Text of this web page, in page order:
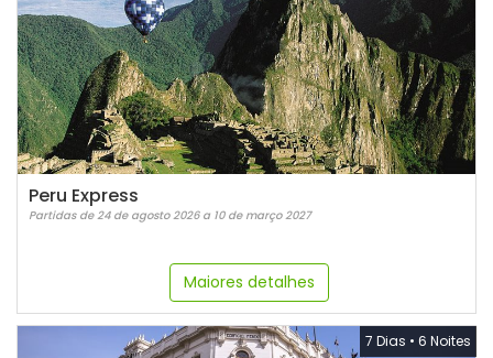
Peru Express
Partidas de 24 de agosto 2026 a 10 de março 2027
Maiores detalhes
7 Dias • 6 Noites